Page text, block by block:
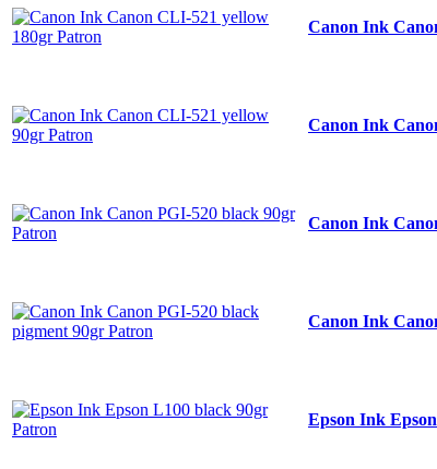
Canon Ink
Canon Ink
Canon Ink
Canon Ink
Epson Ink